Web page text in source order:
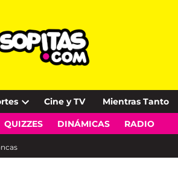
Open
dropdown
Cine y TV Mientras Tanto
QUIZZES DINÁMICAS RADIO